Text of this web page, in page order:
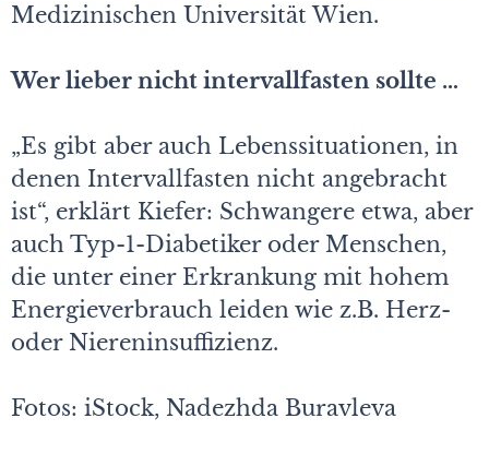
Medizinischen Universität Wien.
Wer lieber nicht intervallfasten sollte …
„Es gibt aber auch Lebenssituationen, in
denen Intervallfasten nicht angebracht
ist“, erklärt Kiefer: Schwangere etwa, aber
auch Typ-1-Diabetiker oder Menschen,
die unter einer Erkrankung mit hohem
Energieverbrauch leiden wie z.B. Herz-
oder Niereninsuffizienz.
Fotos: iStock, Nadezhda Buravleva